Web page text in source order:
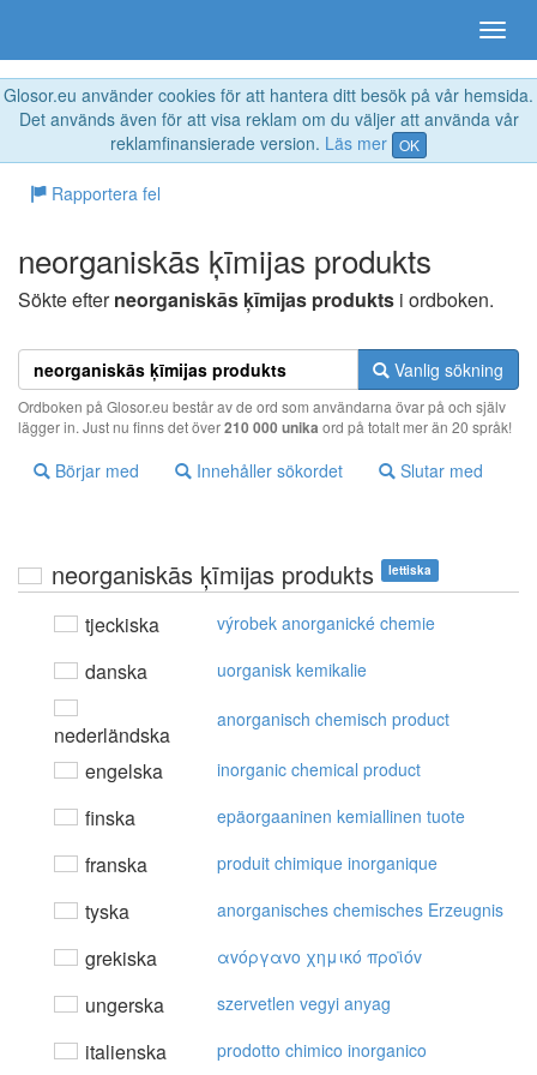
Glosor.eu använder cookies för att hantera ditt besök på vår hemsida.
Det används även för att visa reklam om du väljer att använda vår
reklamfinansierade version. Läs mer OK
Rapportera fel
neorganiskās ķīmijas produkts
Sökte efterneorganiskās ķīmijas produkts i ordboken.
Vanlig sökning
Ordboken på Glosor.eu består av de ord som användarna övar på och själv
lägger in. Just nu finns det över210 000 unika ord på totalt mer än 20 språk!
Börjar med Innehåller sökordet Slutar med
neorganiskās ķīmijas produkts lettiska
tjeckiska výrobek anorganické chemie
danska uorganisk kemikalie
nederländska
anorganisch chemisch product
engelska inorganic chemical product
finska epäorgaaninen kemiallinen tuote
franska produit chimique inorganique
tyska anorganisches chemisches Erzeugnis
grekiska αvόργαvo χημικό πρoϊόv
ungerska szervetlen vegyi anyag
italienska prodotto chimico inorganico